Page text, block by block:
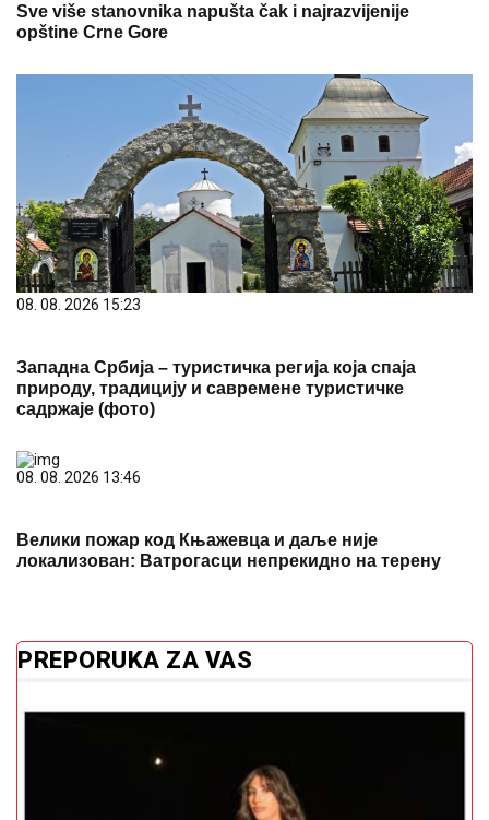
Sve više stanovnika napušta čak i najrazvijenije
opštine Crne Gore
08. 08. 2026 15:23
Западна Србија – туристичка регија која спаја
природу, традицију и савремене туристичке
садржаје (фото)
08. 08. 2026 13:46
Велики пожар код Књажевца и даље није
локализован: Ватрогасци непрекидно на терену
PREPORUKA ZA VAS